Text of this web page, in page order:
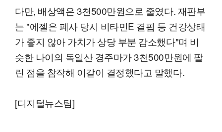
다만, 배상액은 3천500만원으로 줄였다. 재판부
는 "에젤은 폐사 당시 비타민E 결핍 등 건강상태
가 좋지 않아 가치가 상당 부분 감소했다"며 비
슷한 나이의 독일산 경주마가 3천500만원에 팔
린 점을 참작해 이같이 결정했다고 말했다.
[디지털뉴스팀]